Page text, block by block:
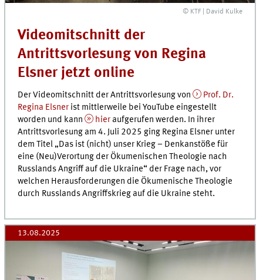
© KTF | David Kulke
Videomitschnitt der
Antrittsvorlesung von Regina
Elsner jetzt online
Der Videomitschnitt der Antrittsvorlesung von
Prof. Dr.
Regina Elsner ist mittlerweile bei YouTube eingestellt
worden und kann
hier aufgerufen werden. In ihrer
Antrittsvorlesung am 4. Juli 2025 ging Regina Elsner unter
dem Titel „Das ist (nicht) unser Krieg – Denkanstöße für
eine (Neu)Verortung der Ökumenischen Theologie nach
Russlands Angriff auf die Ukraine“ der Frage nach, vor
welchen Herausforderungen die Ökumenische Theologie
durch Russlands Angriffskrieg auf die Ukraine steht.
13.08.2025